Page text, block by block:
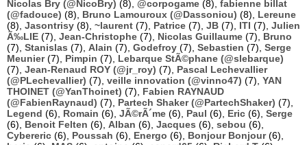
Nicolas Bry (@NicoBry) (8), @corpogame (8), fabienne billat
(@fadouce) (8), Bruno Lamouroux (@Dassoniou) (8), Lereune
(8), Jasontrisy (8), ~laurent (7), Patrice (7), JB (7), ITI (7), Julien
Ã‰LIE (7), Jean-Christophe (7), Nicolas Guillaume (7), Bruno
(7), Stanislas (7), Alain (7), Godefroy (7), Sebastien (7), Serge
Meunier(7), Pimpin (7), Lebarque StÃ©phane (@slebarque)
(7), Jean-Renaud ROY (@jr_roy) (7), Pascal Lechevallier
(@PLechevallier) (7), veille innovation (@vinno47) (7), YAN
THOINET (@YanThoinet) (7), Fabien RAYNAUD
(@FabienRaynaud) (7), Partech Shaker (@PartechShaker) (7),
Legend (6), Romain (6), JÃ©rÃ´me (6), Paul (6), Eric (6), Serge
(6), Benoit Felten (6), Alban (6), Jacques (6), sebou (6),
Cybereric (6), Poussah (6), Energo (6), Bonjour Bonjour(6),